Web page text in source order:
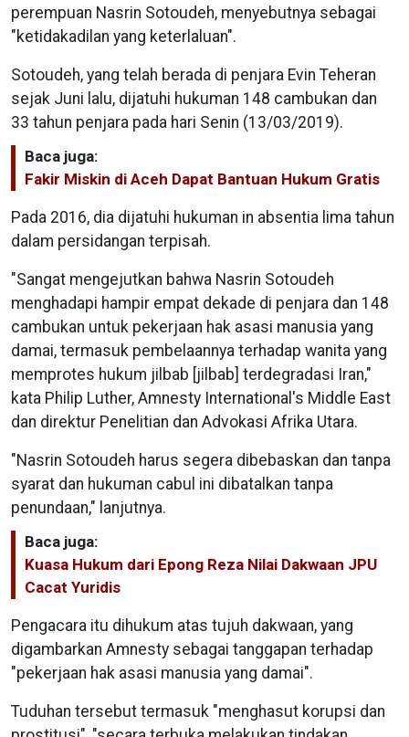
perempuan Nasrin Sotoudeh, menyebutnya sebagai
"ketidakadilan yang keterlaluan".
Sotoudeh, yang telah berada di penjara Evin Teheran
sejak Juni lalu, dijatuhi hukuman 148 cambukan dan
33 tahun penjara pada hari Senin (13/03/2019).
Baca juga:
Fakir Miskin di Aceh Dapat Bantuan Hukum Gratis
Pada 2016, dia dijatuhi hukuman in absentia lima tahun
dalam persidangan terpisah.
"Sangat mengejutkan bahwa Nasrin Sotoudeh
menghadapi hampir empat dekade di penjara dan 148
cambukan untuk pekerjaan hak asasi manusia yang
damai, termasuk pembelaannya terhadap wanita yang
memprotes hukum jilbab [jilbab] terdegradasi Iran,"
kata Philip Luther, Amnesty International's Middle East
dan direktur Penelitian dan Advokasi Afrika Utara.
"Nasrin Sotoudeh harus segera dibebaskan dan tanpa
syarat dan hukuman cabul ini dibatalkan tanpa
penundaan," lanjutnya.
Baca juga:
Kuasa Hukum dari Epong Reza Nilai Dakwaan JPU
Cacat Yuridis
Pengacara itu dihukum atas tujuh dakwaan, yang
digambarkan Amnesty sebagai tanggapan terhadap
"pekerjaan hak asasi manusia yang damai".
Tuduhan tersebut termasuk "menghasut korupsi dan